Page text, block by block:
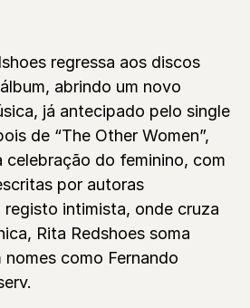
regressa aos discos
abrindo um novo
já antecipado pelo single
de “The Other Women”,
celebração do feminino, com
por autoras
registo intimista, onde cruza
Rita Redshoes soma
como Fernando